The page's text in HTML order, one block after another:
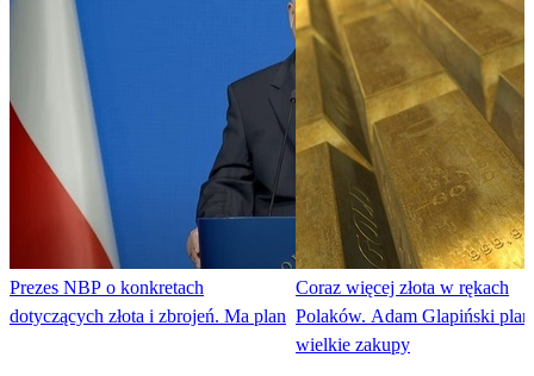
Prezes NBP o konkretach
dotyczących złota i zbrojeń. Ma plan
Coraz więcej złota w rękach
Polaków. Adam Glapiński
wielkie zakupy